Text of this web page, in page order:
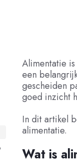
Alimentatie
een
gescheiden
goed inzicht
In dit artikel
alimentatie.
Wat is